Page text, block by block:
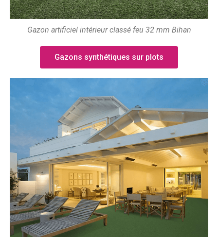
Gazon artificiel intérieur classé feu 32 mm Bihan
Gazons synthétiques sur plots